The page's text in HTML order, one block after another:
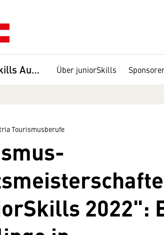
juniorSkills Austria Tourismusberufe Über juniorSkills
Tourismusberufe
2022":